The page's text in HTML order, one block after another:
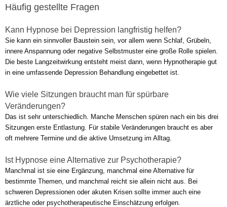
Häufig gestellte Fragen
Kann Hypnose bei Depression langfristig helfen?
Sie kann ein sinnvoller Baustein sein, vor allem wenn Schlaf, Grübeln,
innere Anspannung oder negative Selbstmuster eine große Rolle spielen.
Die beste Langzeitwirkung entsteht meist dann, wenn Hypnotherapie gut
in eine umfassende Depression Behandlung eingebettet ist.
Wie viele Sitzungen braucht man für spürbare
Veränderungen?
Das ist sehr unterschiedlich. Manche Menschen spüren nach ein bis drei
Sitzungen erste Entlastung. Für stabile Veränderungen braucht es aber
oft mehrere Termine und die aktive Umsetzung im Alltag.
Ist Hypnose eine Alternative zur Psychotherapie?
Manchmal ist sie eine Ergänzung, manchmal eine Alternative für
bestimmte Themen, und manchmal reicht sie allein nicht aus. Bei
schweren Depressionen oder akuten Krisen sollte immer auch eine
ärztliche oder psychotherapeutische Einschätzung erfolgen.